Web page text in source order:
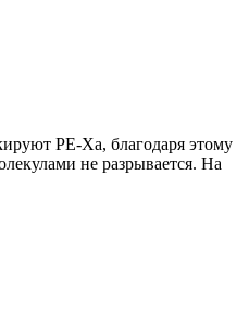
РЕ-Ха, благодаря этому
не разрывается. На